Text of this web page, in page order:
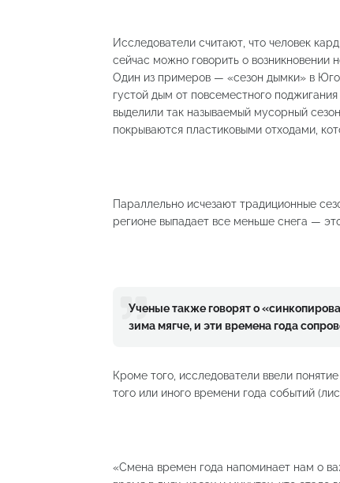
Исследователи считают, что человек
сейчас можно говорить о возникновении
Один из примеров — «сезон дымки» в
густой дым от повсеместного
выделили так называемый мусорный
покрываются пластиковыми отходами,
Параллельно исчезают традиционные
регионе выпадает все меньше снега —
Ученые также говорят о
зима мягче, и эти времена года
Кроме того, исследователи ввели
того или иного времени года событий
«Смена времен года напоминает нам о